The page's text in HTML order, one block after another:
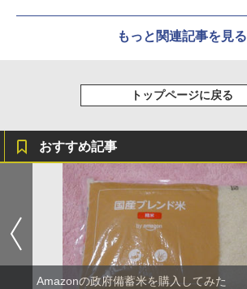
もっと関連記事を見る
トップページに戻る
おすすめ記事
Amazonの政府備蓄米を購入してみた